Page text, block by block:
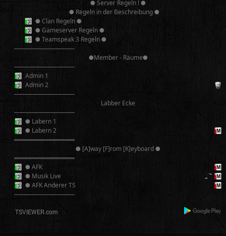
● Server Regeln ! ●
● Regeln in der Beschreibung ●
● Clan Regeln ●
● Gameserver Regeln ●
● Teamspeak 3 Regeln ●
──────────
●Member - Räume●
──────────
Admin 1
Admin 2
──────────
Labber Ecke
──────────
● Labern 1
● Labern 2
══════════
● [A]way [F]rom [K]eyboard ●
══════════
● AFK
● Musik Live
● AFK Anderer TS
──────────